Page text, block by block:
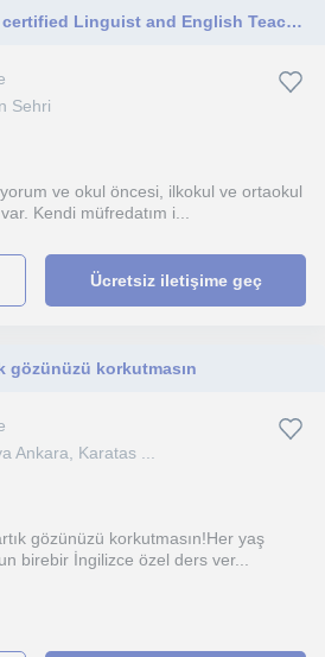
You are shining! I am a certified Linguist and English Teacher. Let's keep learning together!
Sehri
ve okul öncesi, ilkokul ve ortaokul
Kendi müfredatım i...
Ücretsiz iletişime geç
gözünüzü korkutmasın
Ankara, Karatas ...
gözünüzü korkutmasın!Her yaş
birebir İngilizce özel ders ver...